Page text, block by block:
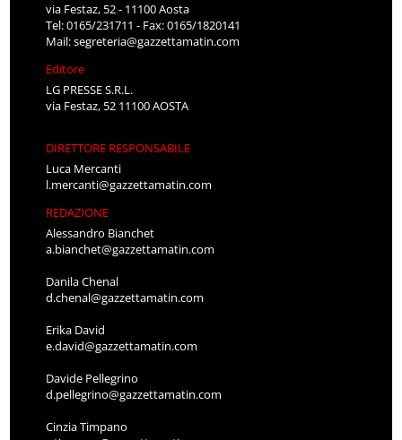
via Festaz, 52 - 11100 Aosta
Tel: 0165/231711 - Fax: 0165/1820141
Mail:segreteria@gazzettamatin.com
Editore
LG PRESSE S.R.L.
via Festaz, 52 11100 AOSTA
DIRETTORE RESPONSABILE
Luca Mercanti
l.mercanti@gazzettamatin.com
REDAZIONE
Alessandro Bianchet
a.bianchet@gazzettamatin.com
Danila Chenal
d.chenal@gazzettamatin.com
Erika David
e.david@gazzettamatin.com
Davide Pellegrino
d.pellegrino@gazzettamatin.com
Cinzia Timpano